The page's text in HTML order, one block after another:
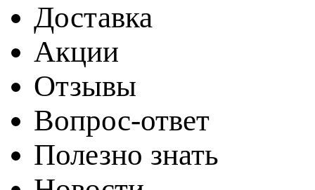
Доставка
Акции
Отзывы
Вопрос-ответ
Полезно знать